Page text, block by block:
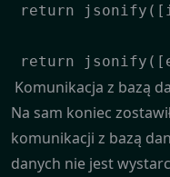
return
return
Komunikacja z bazą
Na sam koniec
komunikacji z bazą
danych nie jest